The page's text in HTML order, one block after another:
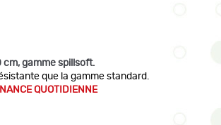
cm, gamme spillsoft.
que la gamme standard.
QUOTIDIENNE